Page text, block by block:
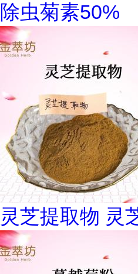
除虫菊素50%
灵芝提取物 灵